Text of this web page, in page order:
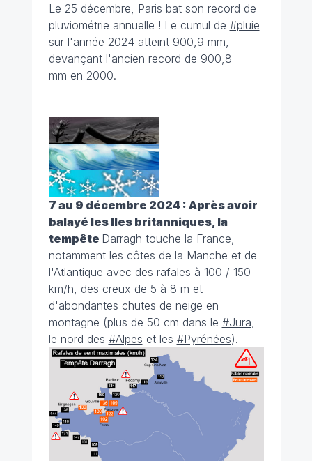
Le 25 décembre, Paris bat son record de
pluviométrie annuelle ! Le cumul de #pluie
sur l'année 2024 atteint 900,9 mm,
devançant l'ancien record de 900,8
mm en 2000.
7 au 9 décembre 2024 : Après avoir
balayé les Iles britanniques, la
tempête Darragh touche la France,
notamment les côtes de la Manche et de
l'Atlantique avec des rafales à 100 / 150
km/h, des creux de 5 à 8 m et
d'abondantes chutes de neige en
montagne (plus de 50 cm dans le #Jura
le nord des #Alpes et les #Pyrénées).